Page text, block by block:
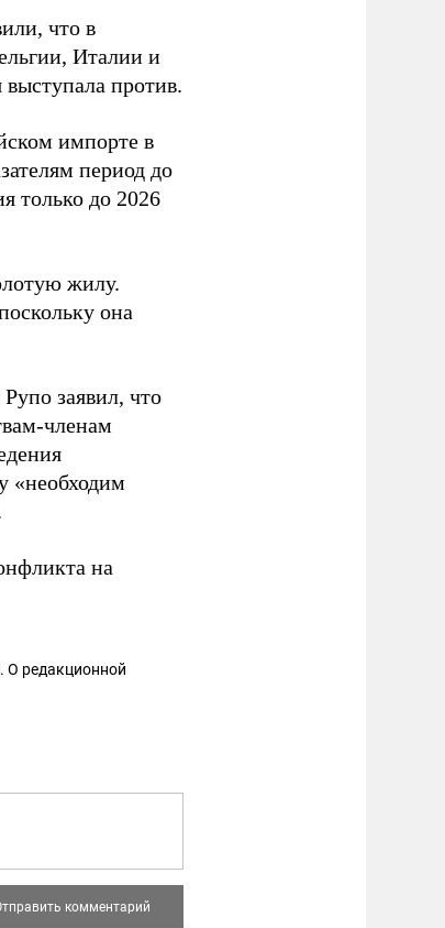
что в
Италии и
против.
импорте в
период до
только до 2026
жилу.
она
заявил, что
членам
«необходим
на
О редакционной